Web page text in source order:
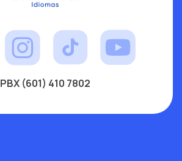
PBX (601) 410 7802